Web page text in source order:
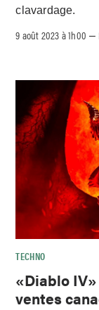
clavardage.
9 août 2023 à 1h00 –
TECHNO
«Diablo
ventes